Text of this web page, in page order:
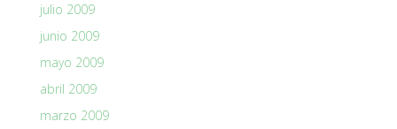
julio 2009
junio 2009
mayo 2009
abril 2009
marzo 2009